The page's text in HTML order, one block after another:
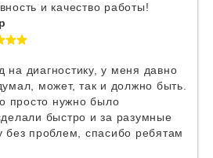
и качество работы!
на диагностику, у меня давно
может, так и должно быть.
просто нужно было
быстро и за разумные
без проблем, спасибо ребятам